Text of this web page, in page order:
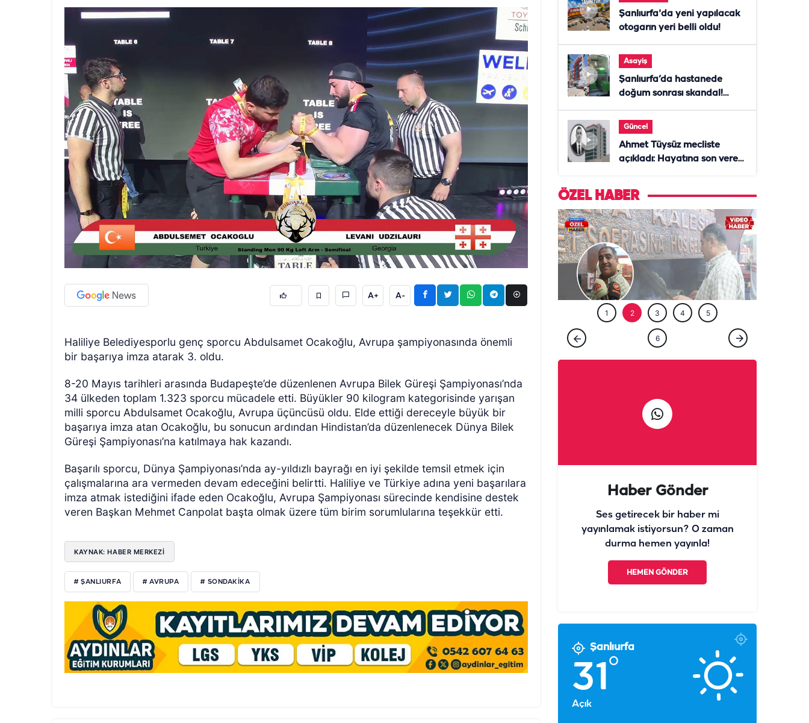
A+ A-
Haliliye Belediyesporlu genç sporcu Abdulsamet Ocakoğlu, Avrupa şampiyonasında önemli
bir başarıya imza atarak 3. oldu.
8-20 Mayıs tarihleri arasında Budapeşte’de düzenlenen Avrupa Bilek Güreşi Şampiyonası’nda
34 ülkeden toplam 1.323 sporcu mücadele etti. Büyükler 90 kilogram kategorisinde yarışan
milli sporcu Abdulsamet Ocakoğlu, Avrupa üçüncüsü oldu. Elde ettiği dereceyle büyük bir
başarıya imza atan Ocakoğlu, bu sonucun ardından Hindistan’da düzenlenecek Dünya Bilek
Güreşi Şampiyonası’na katılmaya hak kazandı.
Başarılı sporcu, Dünya Şampiyonası’nda ay-yıldızlı bayrağı en iyi şekilde temsil etmek için
çalışmalarına ara vermeden devam edeceğini belirtti. Haliliye ve Türkiye adına yeni başarılara
imza atmak istediğini ifade eden Ocakoğlu, Avrupa Şampiyonası sürecinde kendisine destek
veren Başkan Mehmet Canpolat başta olmak üzere tüm birim sorumlularına teşekkür etti.
KAYNAK: HABER MERKEZİ
# ŞANLIURFA # AVRUPA # SONDAKIKA
Şanlıurfa'da yeni yapılacak
otogarın yeri belli oldu!
Asayiş
Şanlıurfa’da hastanede
doğum sonrası skandal!
Güncel
Ahmet Tüysüz mecliste
açıkladı: Hayatına son veren
ÖZEL HABER
1 2 3 4 5
6
Haber Gönder
Ses getirecek bir haber mi
yayınlamak istiyorsun? O zaman
durma hemen yayınla!
HEMEN GÖNDER
Şanlıurfa
31°
Açık